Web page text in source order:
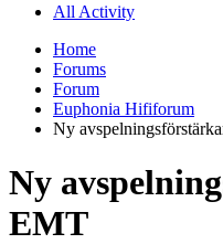
All Activity
Home
Forums
Forum
Euphonia Hififorum
Ny
Ny
EMT